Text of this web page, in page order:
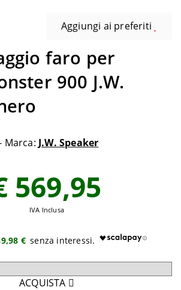
Aggiungi ai preferiti
faro per
900 J.W.
Marca: J.W. Speaker
569,95
IVA Inclusa
€
ACQUISTA